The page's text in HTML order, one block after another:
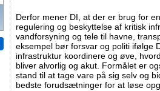
Derfor mener DI, at der er brug for
regulering og beskyttelse af kritisk
vandforsyning og tele til havne,
eksempel bør forsvar og politi ifølge
infrastruktur koordinere og øve,
bliver alvorlig og akut. Formålet er
stand til at tage vare på sig selv og
bedste forudsætninger for at løse